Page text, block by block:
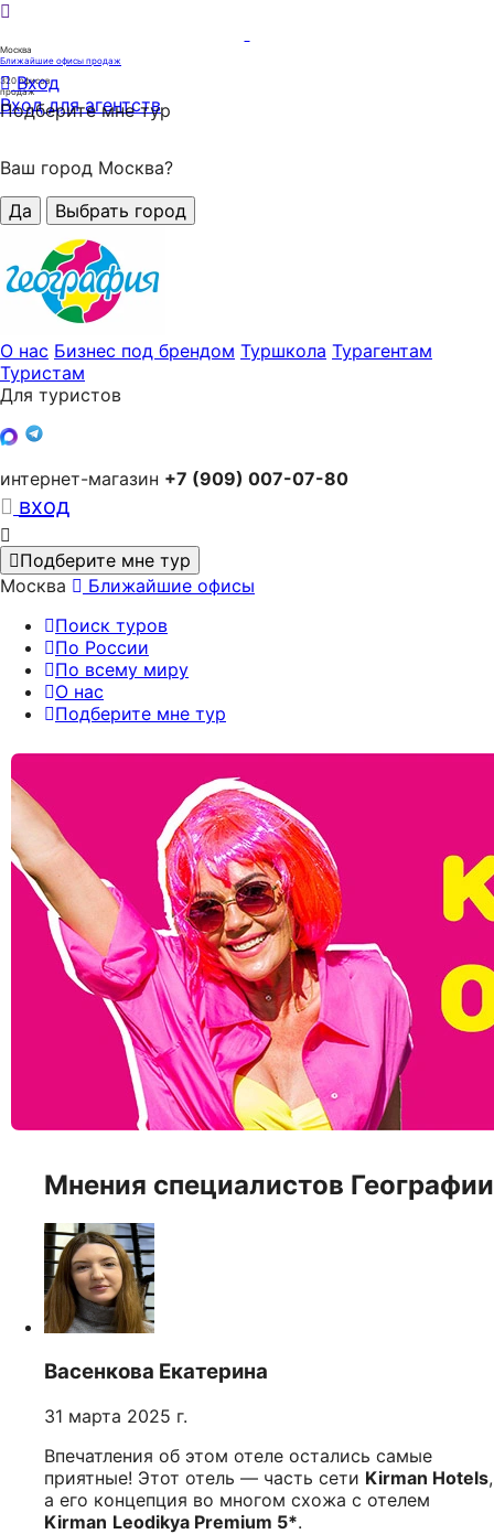
Москва
Ближайшие офисы продаж
320офисов
продаж
Вход
Вход для агентств
Подберите мне тур
Ваш город Москва?
Да
Выбрать город
О нас Бизнес под брендом Туршкола Турагентам
Туристам
Для туристов
интернет-магазин +7 (909) 007-07-80
вход
Подберите мне тур
Москва
Ближайшие офисы
Поиск туров
По России
По всему миру
О нас
Подберите мне тур
Мнения специалистов Географии
Васенкова Екатерина
31 марта 2025 г.
Впечатления об этом отеле остались самые
приятные! Этот отель — часть сети Kirman Hotels,
а его концепция во многом схожа с отелем
Kirman Leodikya Premium 5*.